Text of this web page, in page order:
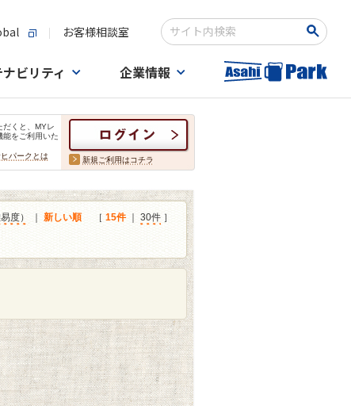
お客様相談室
検索キーワード入力
ビリティ 企業情報
だくと、MYレ
能をご利用いた
パークとは 新規ご利用はコチラ
度） 新しい順 ［ 15件｜ 30件 ］